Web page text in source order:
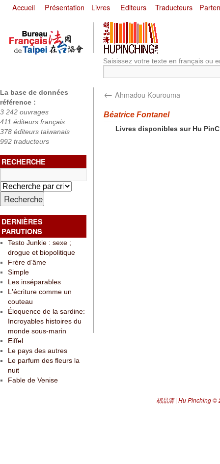
Accueil Présentation Livres Editeurs Traducteurs
Saisissez votre texte en français ou
La base de données
référence :
3 242 ouvrages
411 éditeurs français
378 éditeurs taiwanais
992 traducteurs
RECHERCHE
DERNIÈRES
PARUTIONS
Testo Junkie : sexe ;
drogue et biopolitique
Frère d’âme
Simple
Les inséparables
L'écriture comme un
couteau
Éloquence de la sardine:
Incroyables histoires du
monde sous-marin
Eiffel
Le pays des autres
Le parfum des fleurs la
nuit
Fable de Venise
← Ahmadou Kourouma
Béatrice Fontanel
Livres disponibles sur Hu
胡品清 | Hu Pinching©